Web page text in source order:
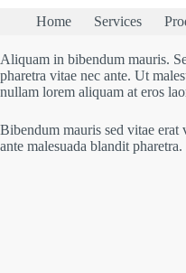
Home Services
Aliquam in bibendum mauris.
pharetra vitae nec ante. Ut
nullam lorem aliquam at eros
Bibendum mauris sed vitae
ante malesuada blandit pharetra.